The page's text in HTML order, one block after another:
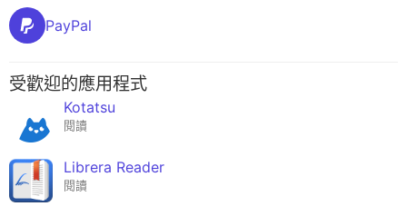
PayPal
受歡迎的應用程式
Kotatsu
閱讀
Librera Reader
閱讀